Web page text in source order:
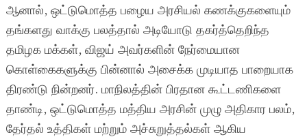
ஆனால், ஒட்டுமொத்த பழைய அரசியல் கணக்குகளையும்
தங்களது வாக்கு பலத்தால் அடியோடு தகர்த்தெறிந்த
தமிழக மக்கள், விஜய் அவர்களின் நேர்மையான
கொள்கைகளுக்கு பின்னால் அசைக்க முடியாத பாறையாக
திரண்டு நின்றனர். மாநிலத்தின் பிரதான கூட்டணிகளை
தாண்டி, ஒட்டுமொத்த மத்திய அரசின் முழு அதிகார பலம்,
தேர்தல் உத்திகள் மற்றும் அச்சுறுத்தல்கள் ஆகிய